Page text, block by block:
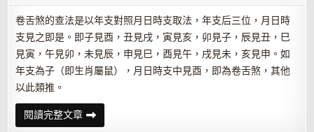
卷舌煞的查法是以年支對照月日時支取法，年支后三位，月日時
支見之即是。即子見酉，丑見戌，寅見亥，卯見子，辰見丑，巳
見寅，午見卯，未見辰，申見巳，酉見午，戌見未，亥見申。如
年支為子（即生肖屬鼠），月日時支中見酉，即為卷舌煞，其他
以此類推。
閱讀完整文章八
字